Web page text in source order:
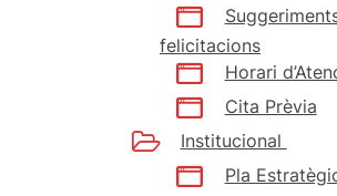
felicitacions
Horari
Cita Prèvia
Institucional
Pla